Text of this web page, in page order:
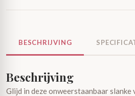
BESCHRIJVING
Beschrijving
Glijd in deze onweerstaanbaar